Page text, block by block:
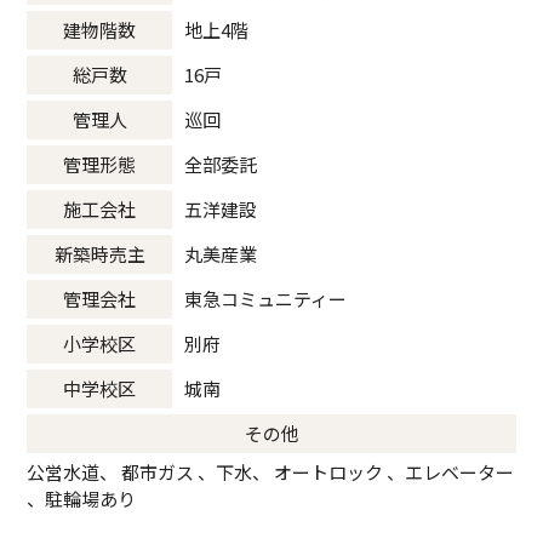
建物階数
地上4階
総戸数
16戸
管理人
巡回
管理形態
全部委託
施工会社
五洋建設
新築時売主
丸美産業
管理会社
東急コミュニティー
小学校区
別府
中学校区
城南
その他
公営水道、 都市ガス 、下水、 オートロック 、エレベーター
、駐輪場あり